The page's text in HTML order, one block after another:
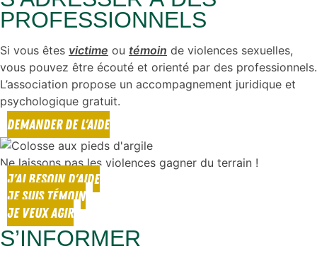
PROFESSIONNELS
Si vous êtes victime ou témoin de violences sexuelles,
vous pouvez être écouté et orienté par des professionnels.
L’association propose un accompagnement juridique et
psychologique gratuit.
DEMANDER DE L'AIDE
Ne laissons pas les violences gagner du terrain !
J'AI BESOIN D'AIDE
JE SUIS TÉMOIN
JE VEUX AGIR
S’INFORMER